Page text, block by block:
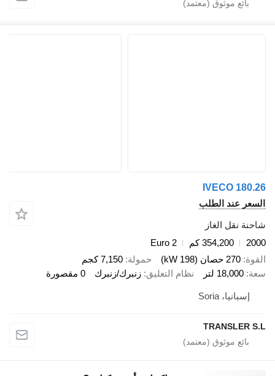
IVECO
عند الطلب
نقل الغاز
354,200 كم
Euro 2
270 حصان (198 kW) حمولة 7,150 كجم
18,000 لتر نظام التعليق زنبرك/زنبرك 0 مقصورة
إسبانيا، Soria
TRANSLER